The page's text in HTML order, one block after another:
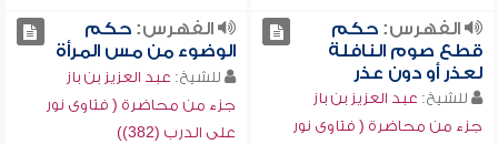
الفهرس:حكم
قطع صوم النافلة
لعذر أو دون عذر
للشيخ: عبد العزيز بن باز
جزء من محاضرة ( فتاوى نور
الفهرس:حكم
الوضوء من مس المرأة
للشيخ: عبد العزيز بن باز
جزء من محاضرة ( فتاوى نور
على الدرب (382))